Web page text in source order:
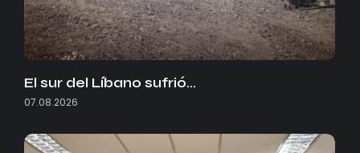
El sur del Líbano sufrió…
07.08.2026